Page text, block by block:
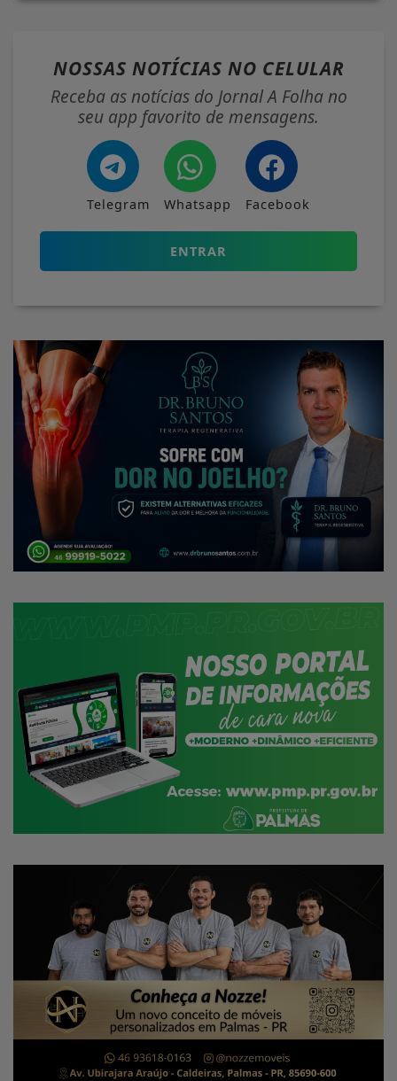
NOSSAS NOTÍCIAS NO CELULAR
Receba as notícias do Jornal A Folha no
seu app favorito de mensagens.
Telegram Whatsapp Facebook
ENTRAR